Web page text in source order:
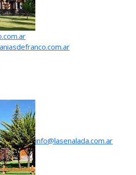
info@lasenalada.com.ar